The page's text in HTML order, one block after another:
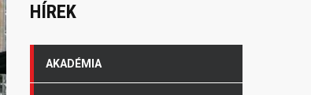
HÍREK
AKADÉMIA